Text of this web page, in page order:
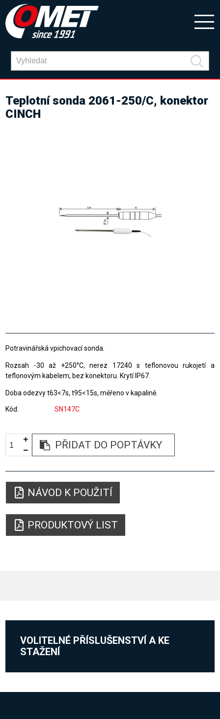
Teplotní sonda 2061-250/C, konektor
CINCH
Potravinářská vpichovací sonda.
Rozsah -30 až +250°C, nerez 17240 s teflonovou rukojetí a
teflonovým kabelem, bez konektoru. Krytí IP67.
Doba odezvy t63<7s, t95<15s, měřeno v kapalině.
Kód SN147C
PŘIDAT DO POPTÁVKY
NÁVOD K POUŽITÍ
PRODUKTOVÝ LIST
VOLITELNÉ PŘÍSLUŠENSTVÍ A KE
STAŽENÍ